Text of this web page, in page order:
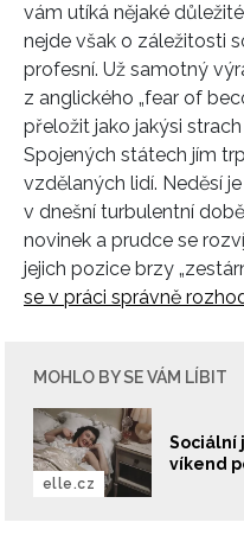
vám utíká nějaké
nejde však o záležitosti
profesní. Už samotný
z anglického „fear of
přeložit jako jakýsi strach
Spojených státech jím
vzdělaných lidí. Neděsí
v dnešní turbulentní
novinek a prudce se
jejich pozice brzy
se v práci správně
MOHLO BY SE VÁM LÍBIT
Sociální
víkend
elle.cz